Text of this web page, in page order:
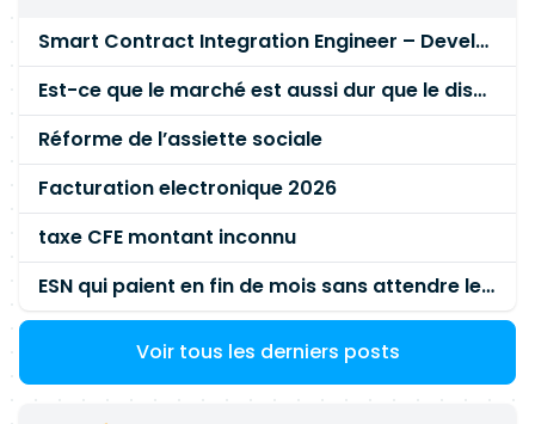
Smart Contract Integration Engineer – Developer Reputation Platform
Est-ce que le marché est aussi dur que le disent les commerciaux ?
Réforme de l’assiette sociale
Facturation electronique 2026
taxe CFE montant inconnu
ESN qui paient en fin de mois sans attendre le paiement client ?
Voir tous les derniers posts